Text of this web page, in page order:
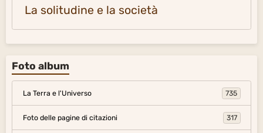
La solitudine e la società
Foto album
La Terra e l'Universo 735
Foto delle pagine di citazioni 317